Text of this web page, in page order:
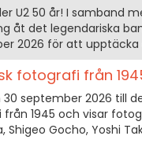
U2 50 år! I samband
åt det legendariska
2026 för att
fotografi från
30 september 2026 till
1945 och visar
Shigeo Gocho, Yoshi